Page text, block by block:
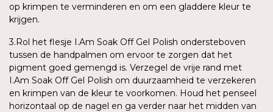
op krimpen te verminderen en om een gladdere kleur te
krijgen.
3.Rol het flesje I.Am Soak Off Gel Polish ondersteboven
tussen de handpalmen om ervoor te zorgen dat het
pigment goed gemengd is. Verzegel de vrije rand met
I.Am Soak Off Gel Polish om duurzaamheid te verzekeren
en krimpen van de kleur te voorkomen. Houd het penseel
horizontaal op de nagel en ga verder naar het midden van